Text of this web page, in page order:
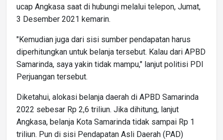
ucap Angkasa saat di hubungi melalui telepon, Jumat,
3 Desember 2021 kemarin.
"Kemudian juga dari sisi sumber pendapatan harus
diperhitungkan untuk belanja tersebut. Kalau dari APBD
Samarinda, saya yakin tidak mampu," lanjut politisi PDI
Perjuangan tersebut.
Diketahui, alokasi belanja daerah di APBD Samarinda
2022 sebesar Rp 2,6 triliun. Jika dihitung, lanjut
Angkasa, belanja Kota Samarinda tidak sampai Rp 1
triliun. Pun di sisi Pendapatan Asli Daerah (PAD)